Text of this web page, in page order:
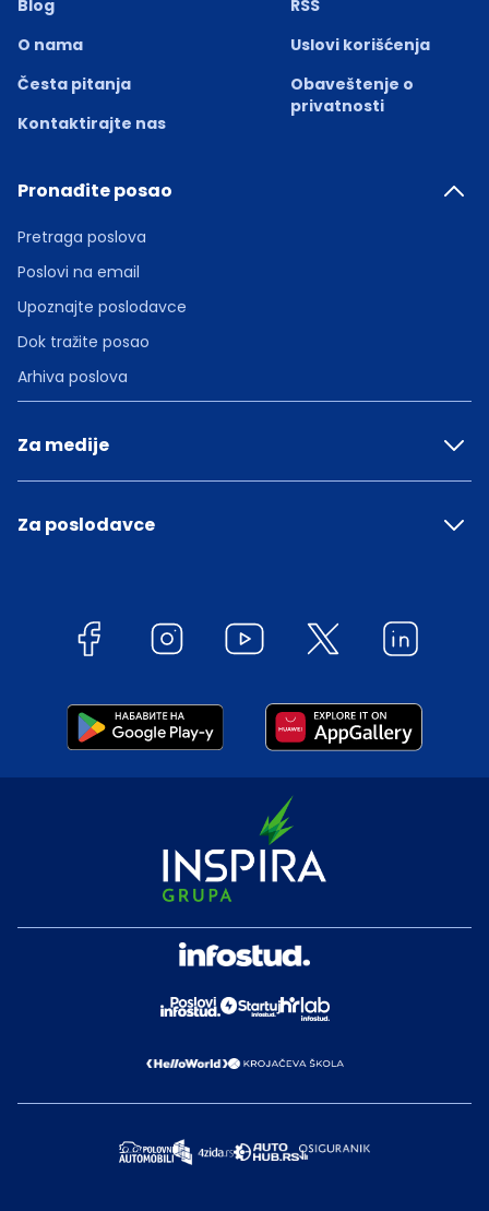
Blog
O nama
Česta pitanja
Kontaktirajte nas
RSS
Uslovi korišćenja
Obaveštenje o
privatnosti
Pronađite posao
Pretraga poslova
Poslovi na email
Upoznajte poslodavce
Dok tražite posao
Arhiva poslova
Za medije
Za poslodavce